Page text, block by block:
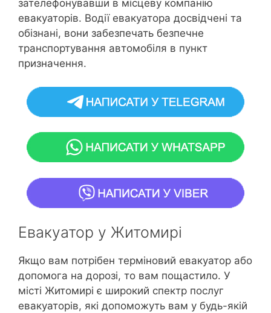
зателефонувавши в місцеву компанію
евакуаторів. Водії евакуатора досвідчені та
обізнані, вони забезпечать безпечне
транспортування автомобіля в пункт
призначення.
Евакуатор у Житомирі
Якщо вам потрібен терміновий евакуатор або
допомога на дорозі, то вам пощастило. У
місті Житомирі є широкий спектр послуг
евакуаторів, які допоможуть вам у будь-якій